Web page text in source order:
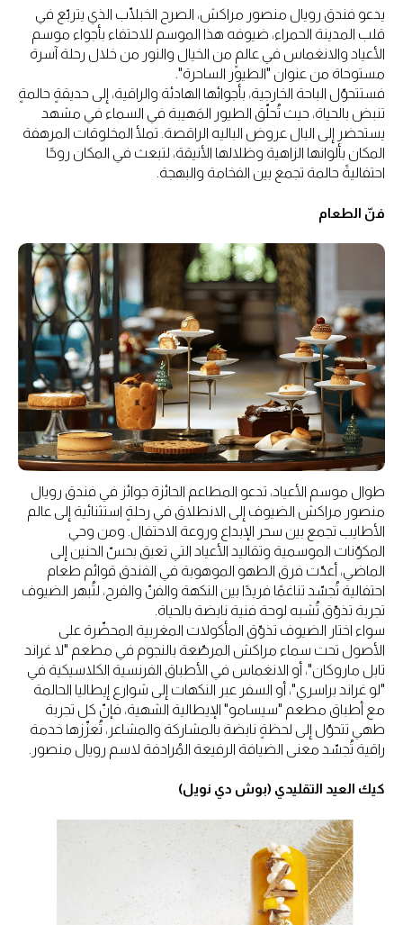
يدعو فندق رويال منصور مراكش، الصرح الخبلّاب الذي يتربّع في
قلب المدينة الحمراء، ضيوفه هذا الموسم للاحتفاء بأجواء موسم
الأعياد والانغماس في عالمٍ من الخيال والنور من خلال رحلة آسرة
مستوحاة من عنوان "الطيور الساحرة".
فستتحوّل الباحة الخارجية، بأجوائها الهادئة والراقية، إلى حديقةٍ حالمةٍ
تنبض بالحياة، حيث تُحلّق الطيور المَهيبة في السماء في مشهد
يستحضر إلى البال عروض الباليه الراقصة. تملأ المخلوقات المرهفة
المكان بألوانها الزاهية وظلالها الأنيقة، لتبعث في المكان روحًا
احتفاليةً حالمة تجمع بين الفخامة والبهجة.
فنّ الطعام
طوال موسم الأعياد، تدعو المطاعم الحائزة جوائز في فندق رويال
منصور مراكش الضيوف إلى الانطلاق في رحلةٍ استثنائية إلى عالم
الأطايب تجمع بين سحر الإبداع وروعة الاحتفال. ومن وحي
المكوّنات الموسمية وتقاليد الأعياد التي تعبق بحسّ الحنين إلى
الماضي، أعدّت فرق الطهو الموهوبة في الفندق قوائم طعام
احتفالية تُجسّد تناغمًا فريدًا بين النكهة والفنّ والفرح، لتُبهر الضيوف
تجربة تذوّق تُشبه لوحة فنية نابضة بالحياة.
سواء اختار الضيوف تذوّق المأكولات المغربية المحضّرة على
الأصول تحت سماء مراكش المرصّعة بالنجوم في مطعم "لا غراند
تابل ماروكان"، أو الانغماس في الأطباق الفرنسية الكلاسيكية في
"لو غراند براسري"، أو السفر عبر النكهات إلى شوارع إيطاليا الحالمة
مع أطباق مطعم "سيسامو" الإيطالية الشهية، فإنّ كل تجربة
طهي تتحوّل إلى لحظةٍ نابضة بالمشاركة والمشاعر، تُعزّزها خدمة
راقية تُجسّد معنى الضيافة الرفيعة المُرادفة لاسم رويال منصور.
كيك العيد التقليدي (بوش دي نويل)